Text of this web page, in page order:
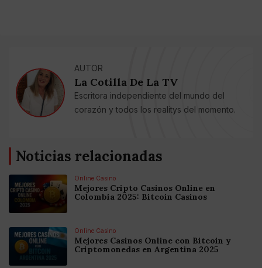
AUTOR
La Cotilla De La TV
Escritora independiente del mundo del
corazón y todos los realitys del momento.
Noticias relacionadas
Online Casino
Mejores Cripto Casinos Online en
Colombia 2025: Bitcoin Casinos
Online Casino
Mejores Casinos Online con Bitcoin y
Criptomonedas en Argentina 2025